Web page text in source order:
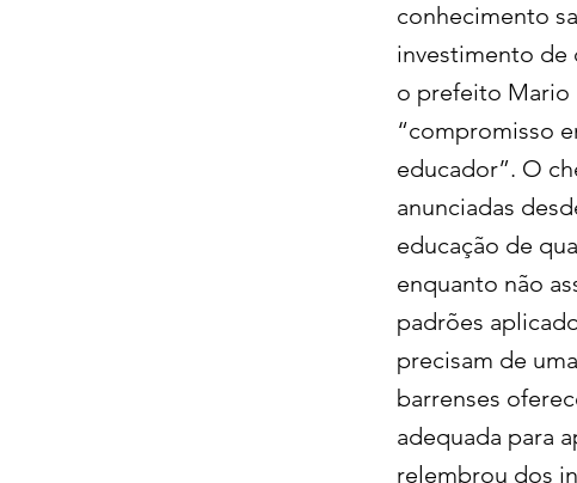
conhecimento
investimento de
o prefeito Mario
“compromisso
educador”. O
anunciadas
educação de
enquanto não
padrões
precisam de
barrenses
adequada para
relembrou dos